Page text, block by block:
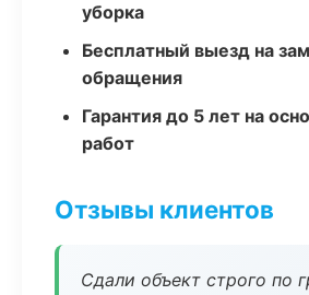
уборка
Бесплатный выезд на
обращения
Гарантия до 5 лет на
работ
Отзывы клиентов
Сдали объект строго по